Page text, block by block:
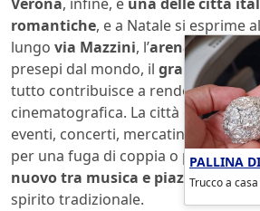
Verona, infine, è una delle città
romantiche, e a Natale si esprime
lungo via Mazzini, l’arenache
presepi dal mondo, il grande
tutto contribuisce a rendere
cinematografica. La città del
eventi, concerti, mercatini tematici e
per una fuga di coppia o per chi
nuovo tra musica e piazze piene,
spirito tradizionale.
PALLINA
Trucco a casa